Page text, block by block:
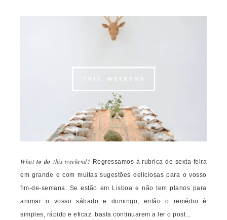
Whatto do this weekend? Regressamos à rubrica de sexta-feira
em grande e com muitas sugestões deliciosas para o vosso
fim-de-semana. Se estão em Lisboa e não tem planos para
animar o vosso sábado e domingo, então o remédio é
simples, rápido e eficaz: basta continuarem a ler o post...